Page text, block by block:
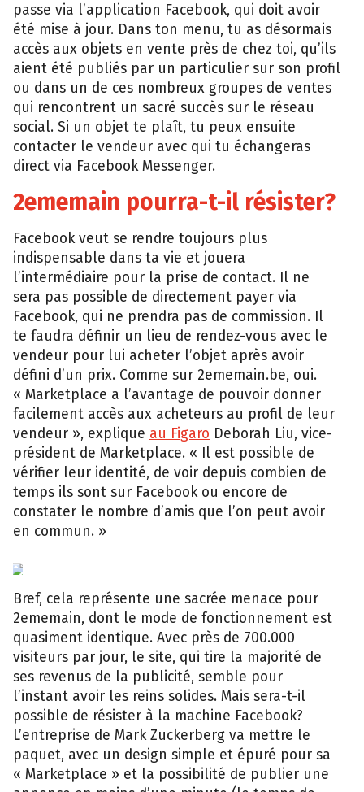
passe via l’application Facebook, qui doit avoir
été mise à jour. Dans ton menu, tu as désormais
accès aux objets en vente près de chez toi, qu’ils
aient été publiés par un particulier sur son profil
ou dans un de ces nombreux groupes de ventes
qui rencontrent un sacré succès sur le réseau
social. Si un objet te plaît, tu peux ensuite
contacter le vendeur avec qui tu échangeras
direct via Facebook Messenger.
2ememain pourra-t-il résister?
Facebook veut se rendre toujours plus
indispensable dans ta vie et jouera
l’intermédiaire pour la prise de contact. Il ne
sera pas possible de directement payer via
Facebook, qui ne prendra pas de commission. Il
te faudra définir un lieu de rendez-vous avec le
vendeur pour lui acheter l’objet après avoir
défini d’un prix. Comme sur 2ememain.be, oui.
« Marketplace a l’avantage de pouvoir donner
facilement accès aux acheteurs au profil de leur
vendeur », explique au Figaro Deborah Liu, vice-
président de Marketplace. « Il est possible de
vérifier leur identité, de voir depuis combien de
temps ils sont sur Facebook ou encore de
constater le nombre d’amis que l’on peut avoir
en commun. »
Facebook
Bref, cela représente une sacrée menace pour
2ememain, dont le mode de fonctionnement est
quasiment identique. Avec près de 700.000
visiteurs par jour, le site, qui tire la majorité de
ses revenus de la publicité, semble pour
l’instant avoir les reins solides. Mais sera-t-il
possible de résister à la machine Facebook?
L’entreprise de Mark Zuckerberg va mettre le
paquet, avec un design simple et épuré pour sa
« Marketplace » et la possibilité de publier une